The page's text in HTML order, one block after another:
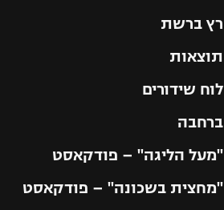
רץ ברשת
תוצאות
לוח שידורים
ברחבה
"מעל הליגה" – פודקאסט
"מחצית בשכונה" – פודקאסט